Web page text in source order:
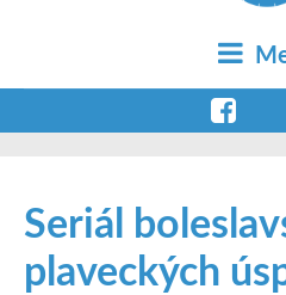
Seriál
plaveckých